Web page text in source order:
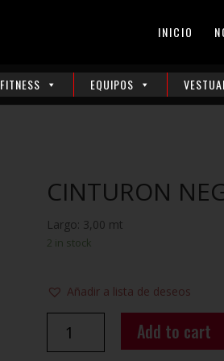
INICIO
FITNESS EQUIPOS
CINTURON
Largo: 3,00 mt
2 in stock
Añadir a lista de deseos
NEGRO
Add to cart